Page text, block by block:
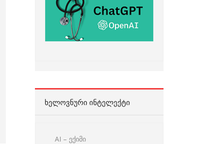
ᲮᲔᲚᲝᲕᲜᲣᲠᲘ ᲘᲜᲢᲔᲚᲔᲥᲢᲘ
AI – ექიმი